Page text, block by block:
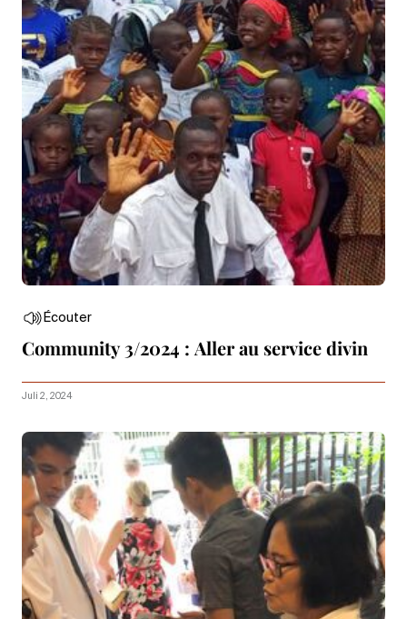
Écouter
Community 3/2024 : Aller au service divin
Juli 2, 2024